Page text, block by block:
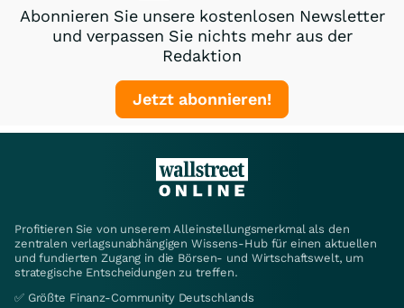
Abonnieren Sie unsere kostenlosen Newsletter
und verpassen Sie nichts mehr aus der
Redaktion
Jetzt abonnieren!
Profitieren Sie von unserem Alleinstellungsmerkmal als den
zentralen verlagsunabhängigen Wissens-Hub für einen aktuellen
und fundierten Zugang in die Börsen- und Wirtschaftswelt, um
strategische Entscheidungen zu treffen.
✅ Größte Finanz-Community Deutschlands